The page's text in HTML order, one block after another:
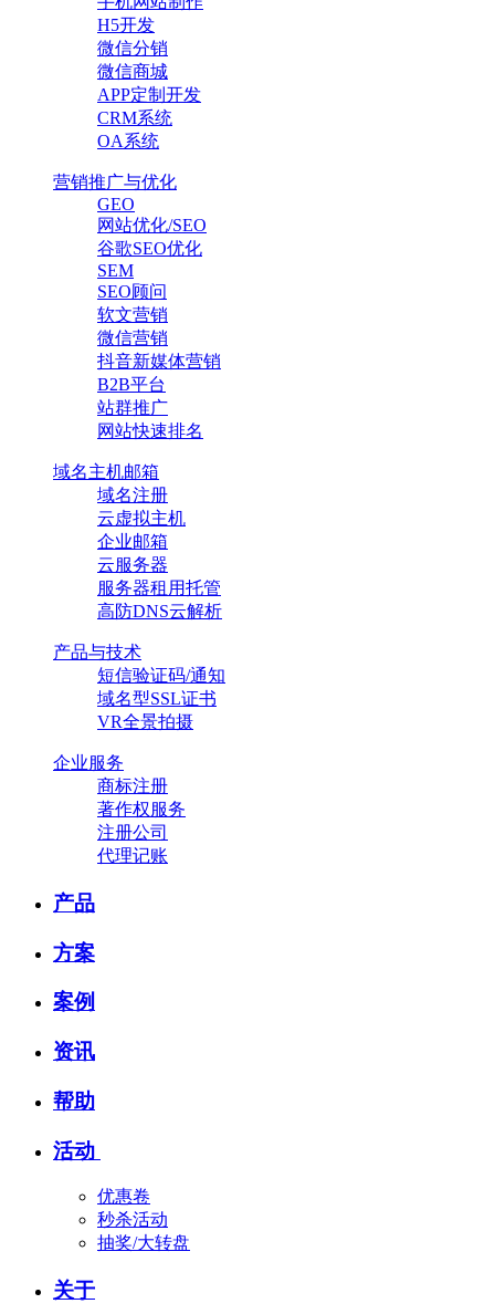
H5开发
微信分销
微信商城
APP定制开发
CRM系统
OA系统
营销推广与优化
GEO
网站优化/SEO
谷歌SEO优化
SEM
SEO顾问
软文营销
微信营销
抖音新媒体营销
B2B平台
站群推广
网站快速排名
域名主机邮箱
域名注册
云虚拟主机
企业邮箱
云服务器
服务器租用托管
高防DNS云解析
产品与技术
短信验证码/通知
域名型SSL证书
VR全景拍摄
企业服务
商标注册
著作权服务
注册公司
代理记账
产品
方案
案例
资讯
帮助
活动
优惠卷
秒杀活动
抽奖/大转盘
关于